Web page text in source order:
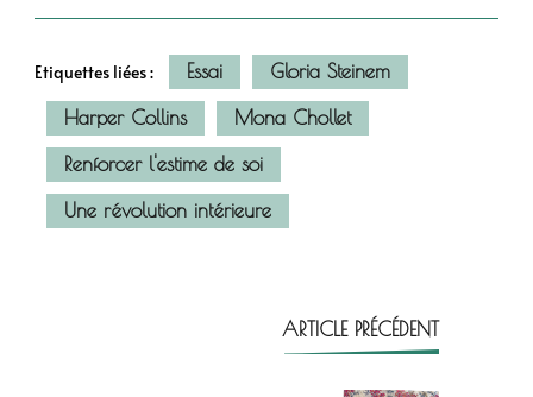
Etiquettes liées : Essai
Gloria Steinem
Harper Collins
Mona Chollet
Renforcer l'estime de soi
Une révolution intérieure
ARTICLE PRÉCÉDENT